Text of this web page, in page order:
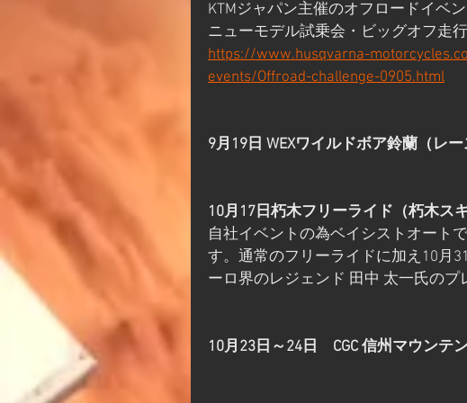
KTMジャパン主催のオフロードイベン
ニューモデル試乗会・ビッグオフ走
https://www.husqvarna-
events/Offroad-challenge-0905.html
9月19日 WEXワイルドボア鈴蘭（レー
10月17日朽木フリーライド（朽木スキ
自社イベントの為ベイシストオート
す。通常のフリーライドに加え10月
ーロ界のレジェンド 田中 太一氏のプ
10月23日～24日 CGC 信州マウンテ